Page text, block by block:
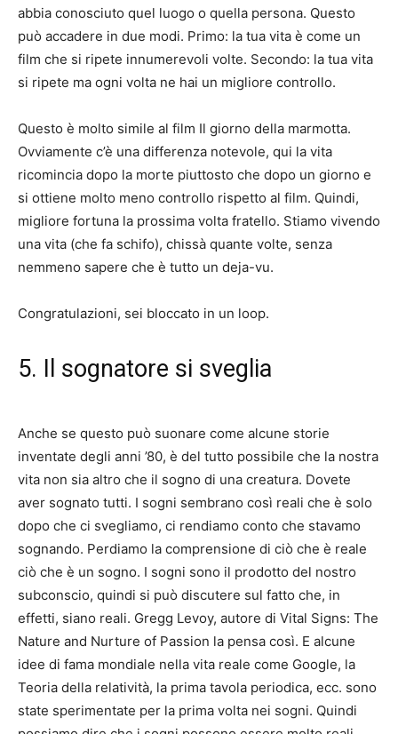
abbia conosciuto quel luogo o quella persona. Questo
può accadere in due modi. Primo: la tua vita è come un
film che si ripete innumerevoli volte. Secondo: la tua vita
si ripete ma ogni volta ne hai un migliore controllo.
Questo è molto simile al film Il giorno della marmotta.
Ovviamente c’è una differenza notevole, qui la vita
ricomincia dopo la morte piuttosto che dopo un giorno e
si ottiene molto meno controllo rispetto al film. Quindi,
migliore fortuna la prossima volta fratello. Stiamo vivendo
una vita (che fa schifo), chissà quante volte, senza
nemmeno sapere che è tutto un deja-vu.
Congratulazioni, sei bloccato in un loop.
5. Il sognatore si sveglia
Anche se questo può suonare come alcune storie
inventate degli anni ’80, è del tutto possibile che la nostra
vita non sia altro che il sogno di una creatura. Dovete
aver sognato tutti. I sogni sembrano così reali che è solo
dopo che ci svegliamo, ci rendiamo conto che stavamo
sognando. Perdiamo la comprensione di ciò che è reale
ciò che è un sogno. I sogni sono il prodotto del nostro
subconscio, quindi si può discutere sul fatto che, in
effetti, siano reali. Gregg Levoy, autore di Vital Signs: The
Nature and Nurture of Passion la pensa così. E alcune
idee di fama mondiale nella vita reale come Google, la
Teoria della relatività, la prima tavola periodica, ecc. sono
state sperimentate per la prima volta nei sogni. Quindi